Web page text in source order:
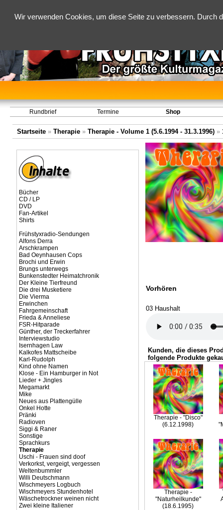
Wir verwenden Cookies, um diese Seite zu verbessern.
Rundbrief Termine Shop
Startseite» Therapie» Therapie - Volume 1 (5.6.1994 - 31.3.1996)»
Bücher
CD / LP
DVD
Fan-Artikel
Shirts
Frühstyxradio-Sendungen
Alfons Derra
Arschkrampen
Bad Oeynhausen Cops
Brochi und Erwin
Brungs unterwegs
Bunkenstedter Heimatchronik
Der Kleine Tierfreund
Die drei Musketiere
Die Vierma
Erwinchen
Fahrgemeinschaft
Frieda & Anneliese
FSR-Hitparade
Günther, der Treckerfahrer
Interviewstudio
Isernhagen Law
Kalkofes Mattscheibe
Karl-Rudolph
Kind ohne Namen
Klose - Ein Hamburger in Not
Lieder + Jingles
Megamarkt
Mike
Neues aus Plattengülle
Onkel Hotte
Pränki
Radioven
Siggi & Raner
Sonstige
Sprachkurs
Therapie
Uschi - Frauen sind doof
Verkorkst, vergeigt, vergessen
Weltenbummler
Willi Deutschmann
Wischmeyers Logbuch
Wischmeyers Stundenhotel
Wäschetrockner weinen nicht
Zwei kleine Italiener
Vorhören
03 Haushalt
Kunden, die dieses
folgende Produkte
Therapie - "Disco"
(6.12.1998)
Therapie -
"Naturheilkunde"
(18.6.1995)